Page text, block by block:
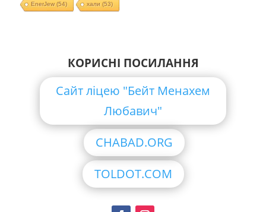
EnerJew(54) хали (53)
КОРИСНІ ПОСИЛАННЯ
Сайт ліцею "Бейт Менахем
Любавич"
CHABAD.ORG
TOLDOT.COM